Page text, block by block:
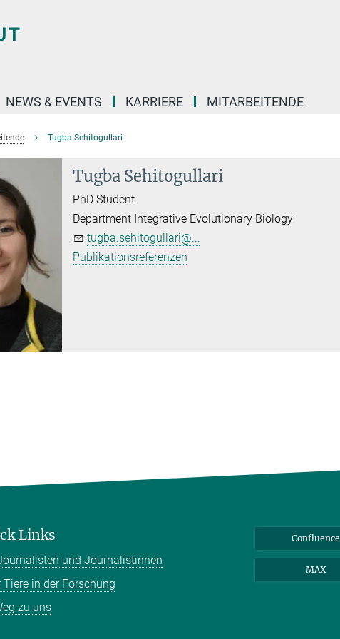
NEWS & EVENTS KARRIERE MITARBEITENDE
Tugba Sehitogullari
Tugba Sehitogullari
PhD Student
Department Integrative Evolutionary Biology
tugba.sehitogullari@...
Publikationsreferenzen
Links
und Journalistinnen
Tiere in der Forschung
zu uns
Confluence
MAX